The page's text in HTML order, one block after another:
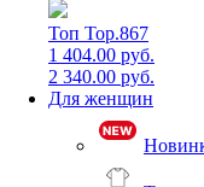
Топ Top.867
1 404.00 руб.
2 340.00 руб.
Для женщин